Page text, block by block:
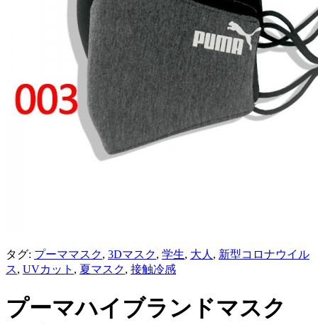
タグ: プーママスク, 3Dマスク, 学生, 大人 , 新型コロナウイル
ス, UVカット , 夏マスク, 接触冷感
プーマハイブランドマスク